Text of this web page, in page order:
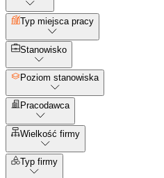
Typ miejsca pracy
Stanowisko
Poziom stanowiska
Pracodawca
Wielkość firmy
Typ firmy